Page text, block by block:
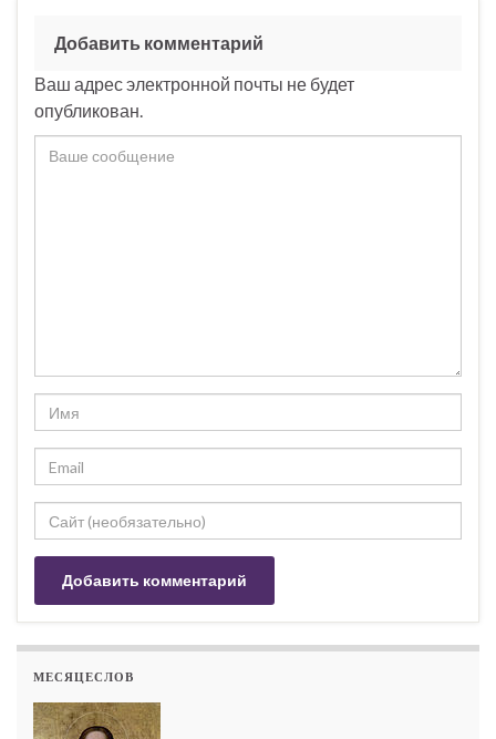
Добавить комментарий
Ваш адрес электронной почты не будет
опубликован.
МЕСЯЦЕСЛОВ